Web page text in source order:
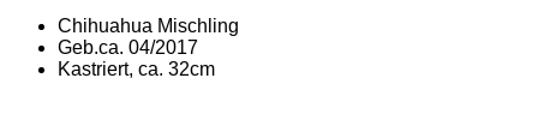
Chihuahua Mischling
Geb.ca. 04/2017
Kastriert, ca. 32cm